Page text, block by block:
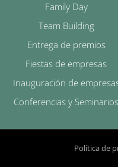
Family Day
Team Building
Entrega de premios
Fiestas de empresas
Inauguración de
Conferencias y Seminarios
Política de